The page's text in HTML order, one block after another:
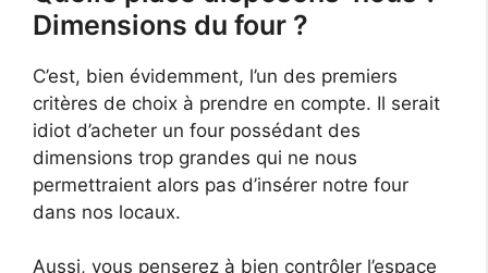
Dimensions du four ?
C’est, bien évidemment, l’un des premiers
critères de choix à prendre en compte. Il serait
idiot d’acheter un four possédant des
dimensions trop grandes qui ne nous
permettraient alors pas d’insérer notre four
dans nos locaux.
Aussi, vous penserez à bien contrôler l’espace